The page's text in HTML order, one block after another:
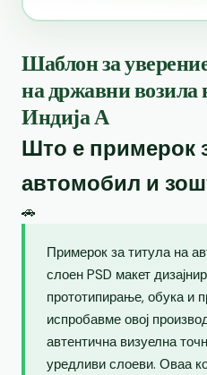
Шаблон за
на државни возила
Индија А
Што е примерок
автомобил и
🚗
Примерок за титула на
слоен PSD макет
прототипирање, обука и
испробавме овој
автентична визуелна
уредливи слоеви. Оваа